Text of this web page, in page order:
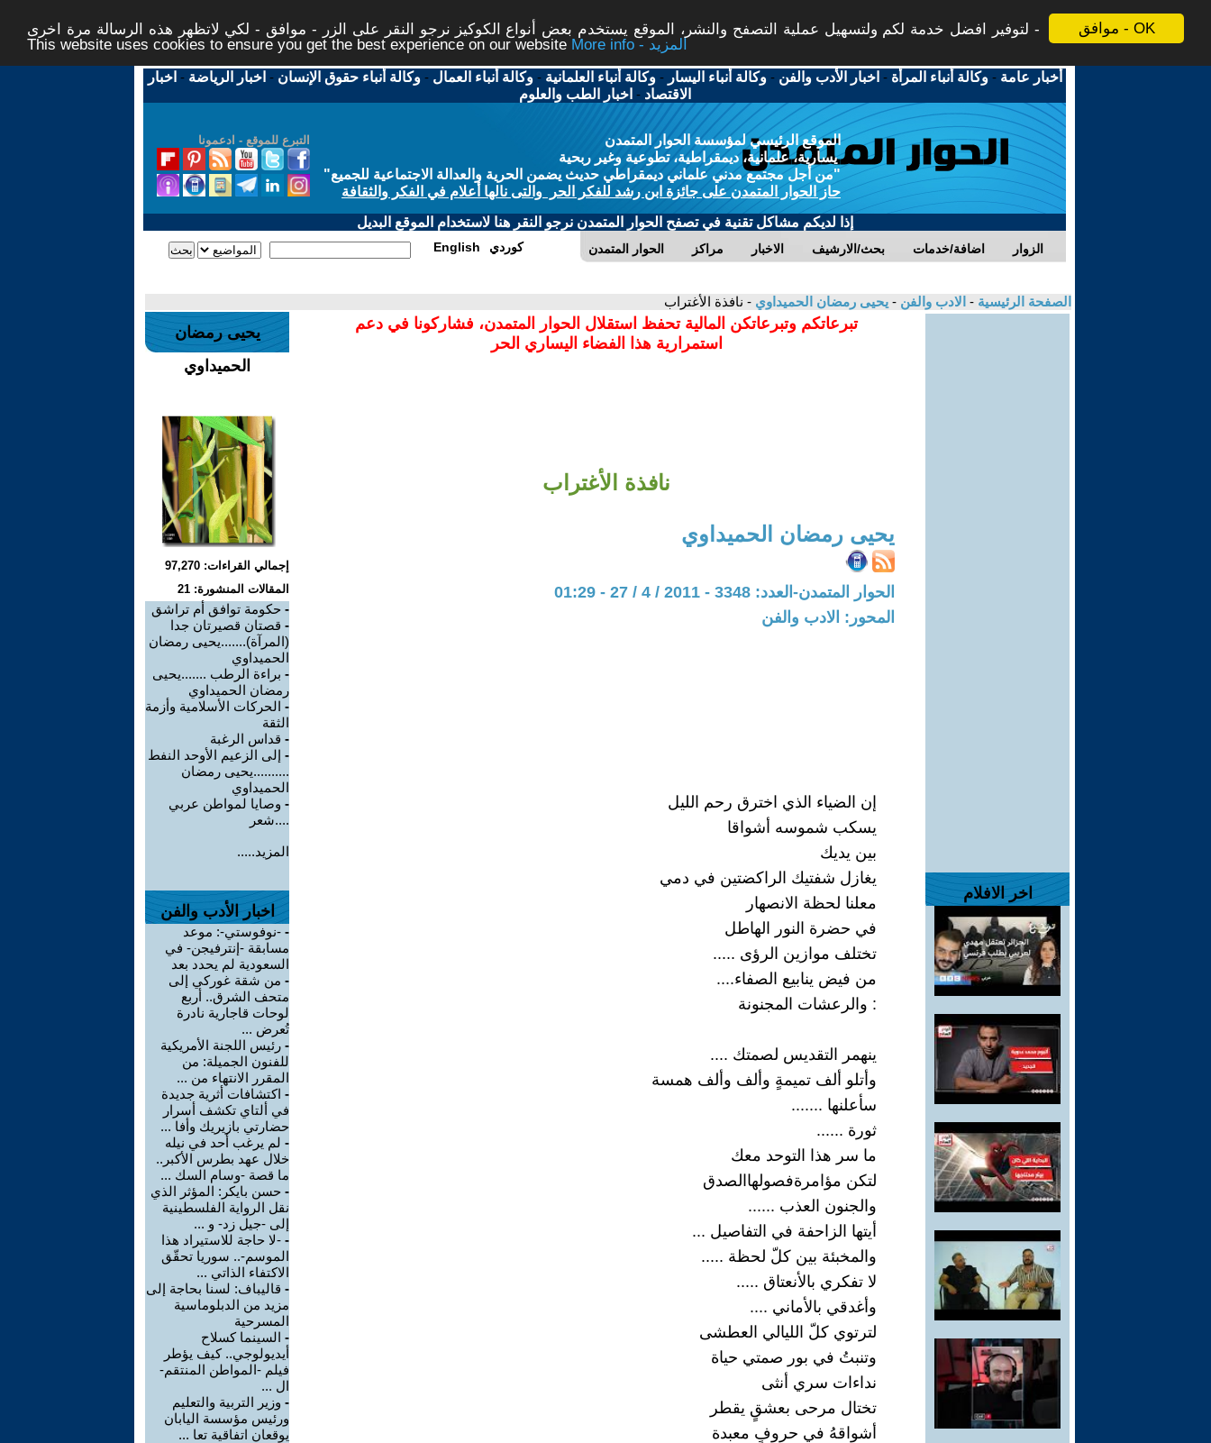
موافق - OK
لتوفير افضل خدمة لكم ولتسهيل عملية التصفح والنشر، الموقع يستخدم بعض أنواع الكوكيز نرجو النقر على الزر - موافق - لكي لاتظهر هذه الرسالة مرة اخرى -
This website uses cookies to ensure you get the best experience on our website
More info - المزيد
أخبار عامة -وكالة أنباء المرأة - اخبار الأدب والفن -وكالة أنباء اليسار -وكالة أنباء العلمانية -وكالة أنباء العمال -وكالة أنباء حقوق الإنسان - اخبار الرياضة - اخبار
الاقتصاد - اخبار الطب والعلوم
التبرع للموقع - ادعمونا
الموقع الرئيسي لمؤسسة الحوار المتمدن
يسارية، علمانية، ديمقراطية، تطوعية وغير ربحية
"من أجل مجتمع مدني علماني ديمقراطي حديث يضمن الحرية والعدالة الاجتماعية للجميع"
حاز الحوار المتمدن على جائزة ابن رشد للفكر الحر والتى نالها أعلام في الفكر والثقافة
إذا لديكم مشاكل تقنية في تصفح الحوار المتمدن نرجو النقر هنا لاستخدام الموقع البديل
الحوار المتمدن مراكز الاخبار بحث/الارشيف اضافة/خدمات الزوار English كوردي
الصفحة الرئيسية - الادب والفن - يحيى رمضان الحميداوي - نافذة الأغتراب
اخر الافلام
تبرعاتكم وتبرعاتكن المالية تحفظ استقلال الحوار المتمدن، فشاركونا في دعم
استمرارية هذا الفضاء اليساري الحر
نافذة الأغتراب
يحيى رمضان الحميداوي
الحوار المتمدن-العدد: 3348 - 2011 / 4 / 27 - 01:29
المحور: الادب والفن
إن الضياء الذي اخترق رحم الليل
يسكب شموسه أشواقا
بين يديك
يغازل شفتيك الراكضتين في دمي
معلنا لحظة الانصهار
في حضرة النور الهاطل
تختلف موازين الرؤى .....
من فيض ينابيع الصفاء....
: والرعشات المجنونة
ينهمر التقديس لصمتك ....
وأتلو ألف تميمةٍ وألف وألف همسة
سأعلنها .......
ثورة ......
ما سر هذا التوحد معك
لتكن مؤامرةفصولهاالصدق
والجنون العذب ......
أيتها الزاحفة في التفاصيل ...
والمخبئة بين كلّ لحظة .....
لا تفكري بالأنعتاق .....
وأغدقي بالأماني ....
لترتوي كلّ الليالي العطشى
وتنبتُ في بور صمتي حياة
نداءات سري أنثى
تختال مرحى بعشقٍ يقطر
أشواقهُ في حروفٍ معبدة
يحيى رمضان
الحميداوي
إجمالي القراءات: 97,270
المقالات المنشورة: 21
- حكومة توافق أم تراشق
- قصتان قصيرتان جدا
(المرآة).......يحيى رمضان
الحميداوي
- براءة الرطب .......يحيى
رمضان الحميداوي
- الحركات الأسلامية وأزمة
الثقة
- قداس الرغبة
- إلى الزعيم الأوحد النفط
..........يحيى رمضان
الحميداوي
- وصايا لمواطن عربي
....شعر
المزيد.....
اخبار الأدب والفن
- -نوفوستي-: موعد
مسابقة -إنترفيجن- في
السعودية لم يحدد بعد
- من شقة غوركي إلى
متحف الشرق.. أربع
لوحات قاجارية نادرة
تُعرض ...
- رئيس اللجنة الأمريكية
للفنون الجميلة: من
المقرر الانتهاء من ...
- اكتشافات أثرية جديدة
في ألتاي تكشف أسرار
حضارتي بازيريك وأفا ...
- لم يرغب أحد في نيله
خلال عهد بطرس الأكبر..
ما قصة -وسام السك ...
- حسن بايكر: المؤثر الذي
نقل الرواية الفلسطينية
إلى -جيل زد- و ...
- -لا حاجة للاستيراد هذا
الموسم-.. سوريا تحقّق
الاكتفاء الذاتي ...
- قاليباف: لسنا بحاجة إلى
مزيد من الدبلوماسية
المسرحية
- السينما كسلاح
أيديولوجي.. كيف يؤطر
فيلم -المواطن المنتقم-
ال ...
- وزير التربية والتعليم
ورئيس مؤسسة اليابان
يوقعان اتفاقية تعا ...